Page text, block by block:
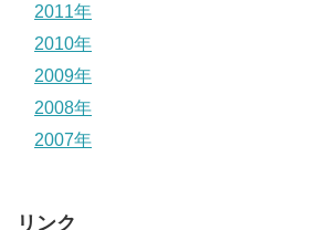
2011年
2010年
2009年
2008年
2007年
リンク